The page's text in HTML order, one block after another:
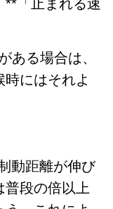
**「止まれる速
ある場合は、
にはそれよ
動距離が伸び
普段の倍以上